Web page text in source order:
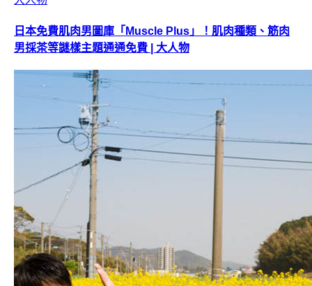
日本免費肌肉男圖庫「Muscle Plus」！肌肉種類、筋肉
男採茶等謎樣主題通通免費 | 大人物